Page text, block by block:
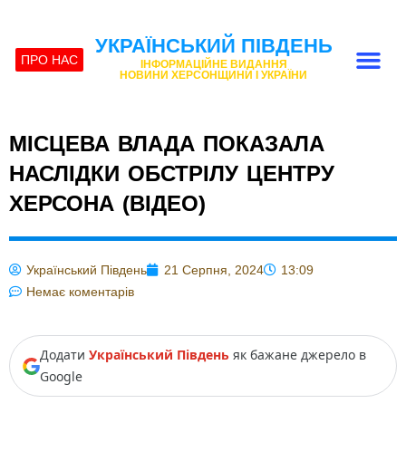
ПРО НАС
УКРАЇНСЬКИЙ ПІВДЕНЬ
ІНФОРМАЦІЙНЕ ВИДАННЯ
НОВИНИ ХЕРСОНЩИНИ І УКРАЇНИ
МІСЦЕВА ВЛАДА ПОКАЗАЛА
НАСЛІДКИ ОБСТРІЛУ ЦЕНТРУ
ХЕРСОНА (ВІДЕО)
Український Південь 21 Серпня, 2024
13:09
Немає коментарів
Додати Український Південь як бажане джерело в
Google